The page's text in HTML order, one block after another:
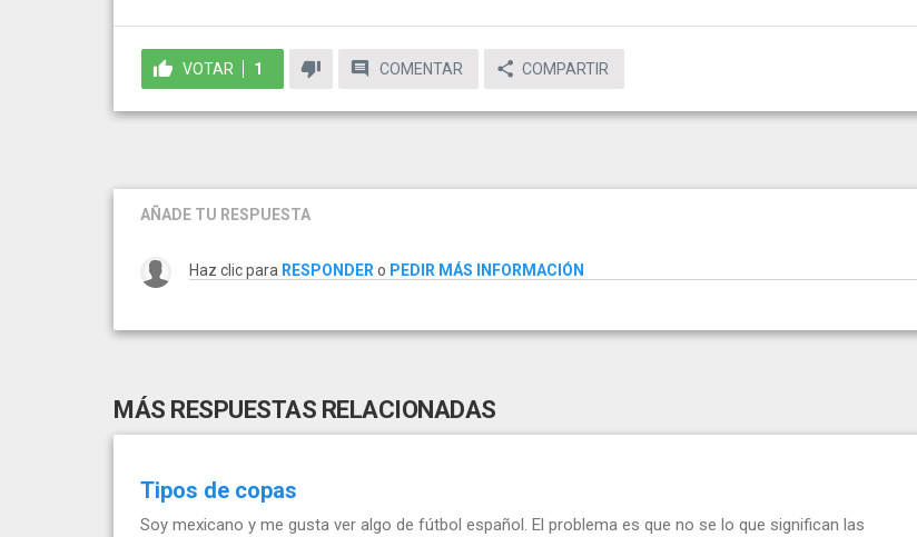
VOTAR 1 COMENTAR COMPARTIR
AÑADE TU RESPUESTA
Haz clic para RESPONDER o PEDIR MÁS INFORMACIÓN
MÁS RESPUESTAS RELACIONADAS
Tipos de copas
Soy mexicano y me gusta ver algo de fútbol español. El problema es que no se lo que significan las